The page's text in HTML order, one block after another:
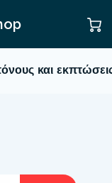
και εκπτώσεις